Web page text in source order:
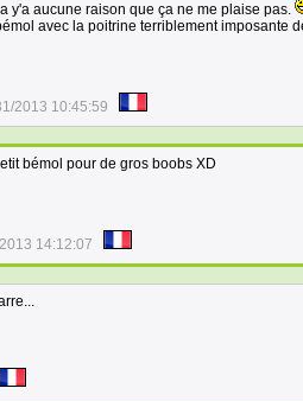
y'a aucune raison que ça ne me plaise pas.
avec la poitrine terriblement imposante
2013 10:45:59
bémol pour de gros boobs XD
14:12:07